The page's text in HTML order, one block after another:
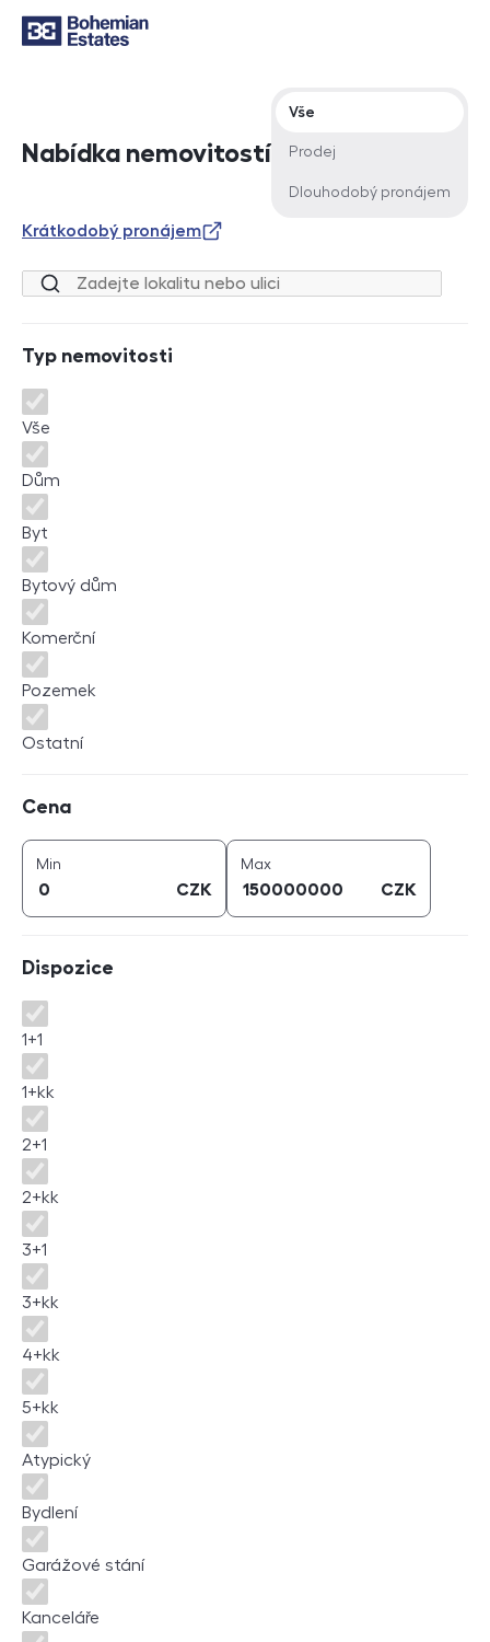
Nabídka nemovitostí
Typ nabídky
Vše
Prodej
Dlouhodobý pronájem
Krátkodobý pronájem
Lokalita nebo ulice
Typ nemovitosti
Typ nemovitosti
Vše
Dům
Byt
Bytový dům
Komerční
Pozemek
Ostatní
Cena
Min
CZK
Maxcena (
CZK
Dispozice
Dispozice
1+1
1+kk
2+1
2+kk
3+1
3+kk
4+kk
5+kk
Atypický
Bydlení
Garážové stání
Kanceláře